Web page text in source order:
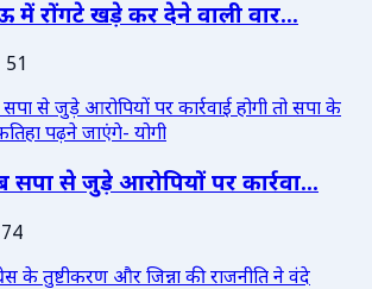
में रोंगटे खड़े कर देने वाली वार...
51
से जुड़े आरोपियों पर कार्रवा...
74